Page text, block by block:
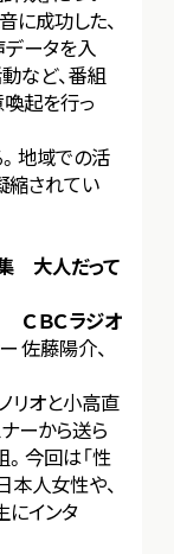
に成功した、
データを入
など、番組
喚起を行っ
地域での活
縮されてい
大人だって
ＣＢＣラジオ
佐藤陽介、
リオと小高直
ーから送ら
。今回は「性
本人女性や、
にインタ